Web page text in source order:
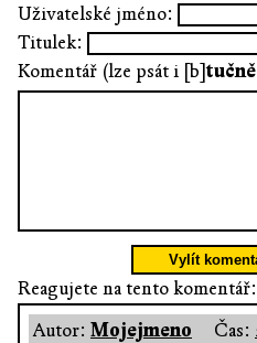
Uživatelské jméno:
Titulek:
Komentář (lze psát i [b]tučně
Vylít
Reagujete na tento komentář:
Autor: Mojejmeno Čas: